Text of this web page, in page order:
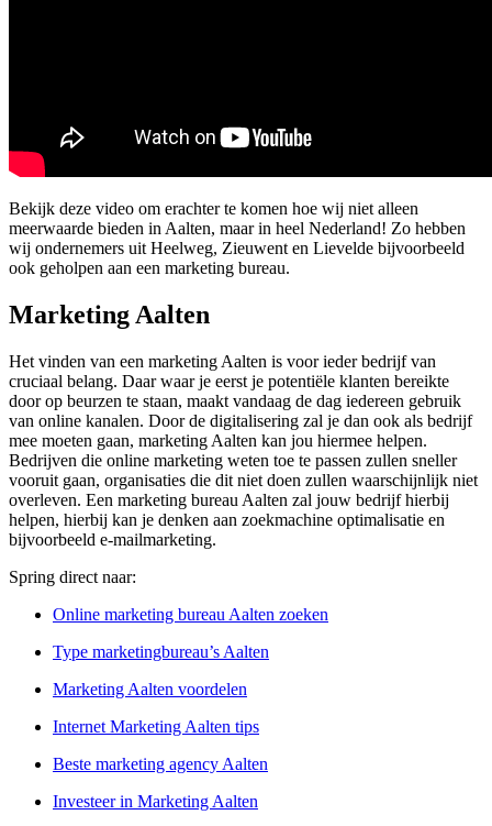
Bekijk deze video om erachter te komen hoe wij niet alleen
meerwaarde bieden in Aalten, maar in heel Nederland! Zo hebben
wij ondernemers uit Heelweg, Zieuwent en Lievelde bijvoorbeeld
ook geholpen aan een marketing bureau.
Marketing Aalten
Het vinden van een marketing Aalten is voor ieder bedrijf van
cruciaal belang. Daar waar je eerst je potentiële klanten bereikte
door op beurzen te staan, maakt vandaag de dag iedereen gebruik
van online kanalen. Door de digitalisering zal je dan ook als bedrijf
mee moeten gaan, marketing Aalten kan jou hiermee helpen.
Bedrijven die online marketing weten toe te passen zullen sneller
vooruit gaan, organisaties die dit niet doen zullen waarschijnlijk niet
overleven. Een marketing bureau Aalten zal jouw bedrijf hierbij
helpen, hierbij kan je denken aan zoekmachine optimalisatie en
bijvoorbeeld e-mailmarketing.
Spring direct naar:
Online marketing bureau Aalten zoeken
Type marketingbureau’s Aalten
Marketing Aalten voordelen
Internet Marketing Aalten tips
Beste marketing agency Aalten
Investeer in Marketing Aalten